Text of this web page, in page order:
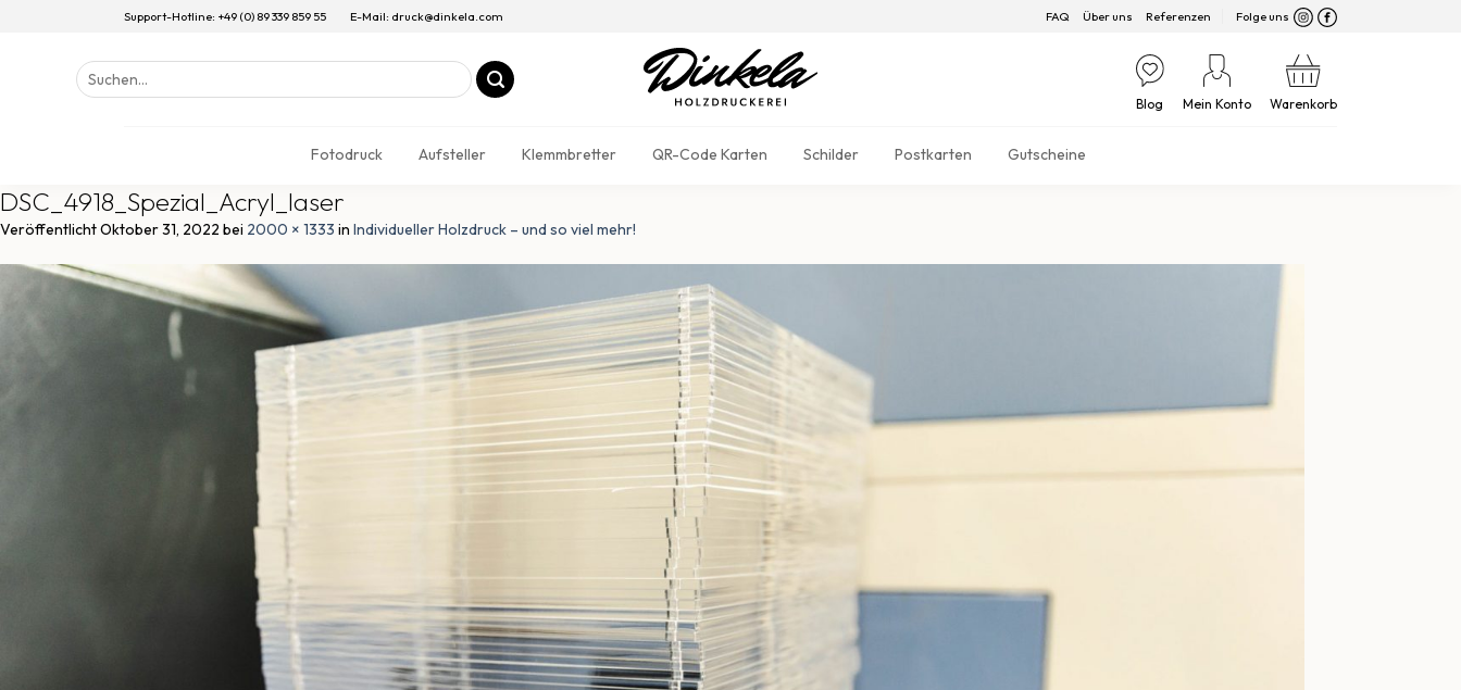
Support-Hotline: +49 (0) 89 339 859 55 E-Mail: druck@dinkela.com FAQ Über uns Referenzen Folge uns
Suchen
nach:
Blog Mein Konto Warenkorb
Fotodruck Aufsteller Klemmbretter QR-Code Karten Schilder Postkarten Gutscheine
DSC_4918_Spezial_Acryl_laser
VeröffentlichtOktober 31, 2022 bei 2000 × 1333 in Individueller Holzdruck – und so viel mehr!